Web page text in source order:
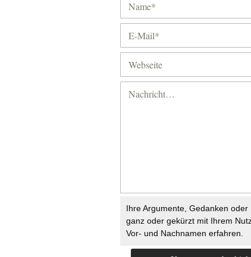
Ihre Argumente, Gedanken
ganz oder gekürzt mit Ihrem
Vor- und Nachnamen erfahren.